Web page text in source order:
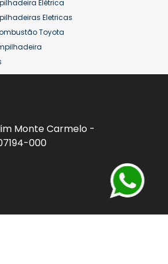
Elétrica
Eletricas
Toyota
25 ton
Monte Carmelo -
000